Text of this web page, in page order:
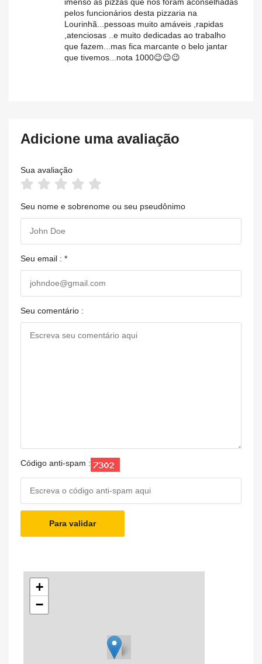
pelos funcionários desta pizzaria na
Lourinhã...pessoas muito amáveis ,rapidas
,atenciosas ..e muito dedicadas ao trabalho
que fazem...mas fica marcante o belo jantar
que tivemos...nota 1000😉😉😉
Adicione uma avaliação
Sua avaliação
Seu nome e sobrenome ou seu pseudônimo
Seu email : *
Seu comentário :
Código anti-spam :
Para validar
+
−